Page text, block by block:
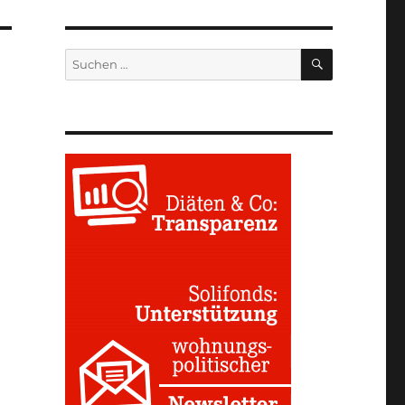
Suchen
nach:
SUCHEN